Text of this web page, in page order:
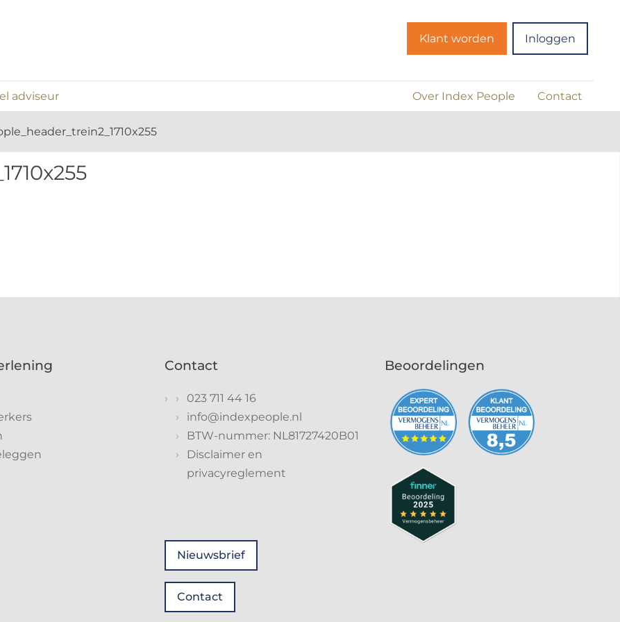
Klant worden Inloggen
adviseur Over Index People Contact
Contact
023 711 44 16
info@indexpeople.nl
BTW-nummer: NL81727420B01
Disclaimer en
privacyreglement
Nieuwsbrief
Contact
Beoordelingen